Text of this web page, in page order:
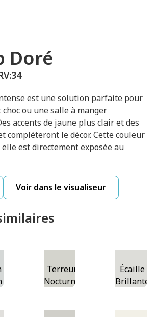
Doré
34
est une solution parfaite pour
choc ou une salle à manger
accents de jaune plus clair et des
compléteront le décor. Cette couleur
elle est directement exposée au
Voir dans le visualiseur
Terreur
Nocturne
Écaille
Brillante